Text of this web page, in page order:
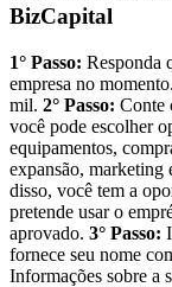
BizCapital
1° Passo: Responda
empresa no
mil. 2° Passo: Conte
você pode escolher
equipamentos,
expansão, marketing
disso, você tem a
pretende usar o
aprovado. 3° Passo:
fornece seu nome
Informações sobre a